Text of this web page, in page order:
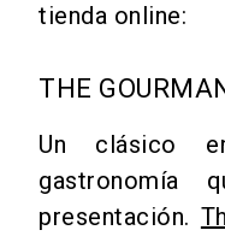
tienda online:
THE
Un clásico
gastronomía
presentación.